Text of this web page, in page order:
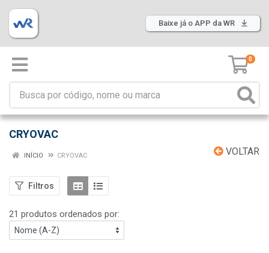
Baixe já o APP da WR
0
CRYOVAC
VOLTAR
INÍCIO CRYOVAC
Filtros
21 produtos ordenados por: